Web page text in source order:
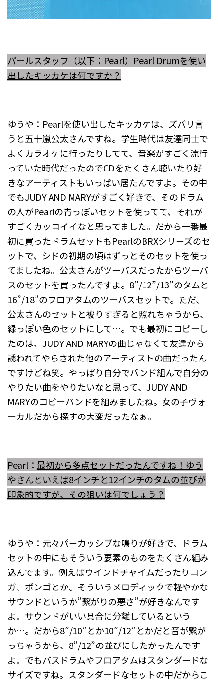
パールスタッフ（以下：Pearl）Pearl Drumを使い
出したキッカケは何ですか？
ゆうや：Pearlを使い出したキッカケは、ズバリ言
うと五十嵐公太さんですね。学生時代は友達同士で
よくカラオケに行ったりしてて、音楽がすごく流行
っていた時代だったのでCDをたくさん聴いたり好
きなアーティストもいっぱい居たんですよ。その中
でもJUDY AND MARYがすごく好きで、そのドラム
の人がPearlの青っぽいセットを使ってて、それが
すごくカッコイイなと思ってました。だから一番最
初に買ったドラムセットもPearlのBRXシリーズのセ
ットで、シドの初期の頃はずっとそのセットを使っ
てましたね。公太さんがツーバスだったからツーバ
スのセットを買ったんですよ。8”/12”/13”のタムと
16”/18”のフロアタムのツーバスセットで。ただ、
公太さんのセットと被りすぎると照れちゃうから、
緑っぽい色のセットにして…。でも最初にコピーし
たのは、JUDY AND MARYの曲じゃなくて友達から
誘われてやらされた他のアーティストの曲だったん
ですけどね笑。やっぱり自分でバンド組んで自分の
やりたい曲をやりたいなと思って、JUDY AND
MARYのコピーバンドを組みましたね。女の子ヴォ
ーカルだから探すの大変だったなぁ。
Pearl： 最初から多点セットだったんですね！ ゆう
やさんといえば8インチと12インチのタムの並びが
印象的ですが、その狙いは何でしょう？
ゆうや：元々パーカッシブな鳴りが好きで、ドラム
セットの中にもそういう要素のものをたくさん組み
込んでます。例えばウインドチャイムだったりコン
ガ、ボンゴとか。そういうメロディックで軽やかな
サウンドというか”繋がりの悪さ”が好きなんです
よ。サウンドがいい具合に分離しているという
か…。だから8”/10”とか10”/12”とかだと音が繋が
っちゃうから、8”/12”の並びにしたかったんです
よ。でもバスドラムやフロアタムはスタンダードな
サイズですね。スタンダードなセットの中だからこ